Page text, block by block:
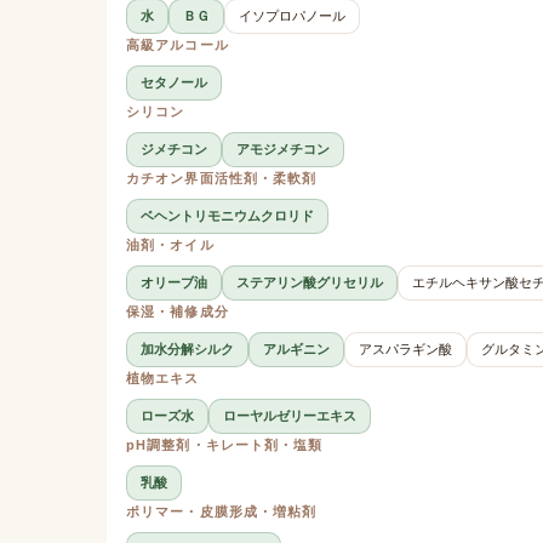
水 ＢＧ
イソプロパノール
高級アルコール
セタノール
シリコン
ジメチコン
アモジメチコン
カチオン界面活性剤・柔軟剤
ベヘントリモニウムクロリド
油剤・オイル
オリーブ油 ステアリン酸グリセリル
エチルヘキサン酸セ
保湿・補修成分
加水分解シルク アルギニン アスパラギン酸
グルタミ
植物エキス
ローズ水
ローヤルゼリーエキス
pH調整剤・キレート剤・塩類
乳酸
ポリマー・皮膜形成・増粘剤